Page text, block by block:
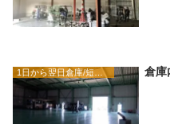
1日から翌日倉庫/短期 ステージクリエイターブログ 倉庫